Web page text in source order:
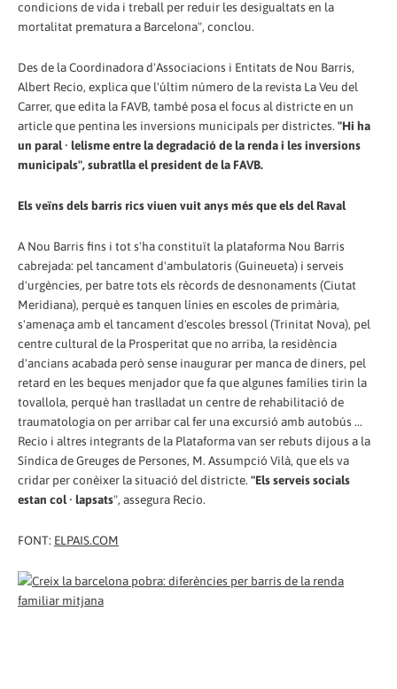
condicions de vida i treball per reduir les desigualtats en la
mortalitat prematura a Barcelona", conclou.
Des de la Coordinadora d'Associacions i Entitats de Nou Barris,
Albert Recio, explica que l'últim número de la revista La Veu del
Carrer, que edita la FAVB, també posa el focus al districte en un
article que pentina les inversions municipals per districtes. "Hi ha
un paral · lelisme entre la degradació de la renda i les inversions
municipals", subratlla el president de la FAVB.
Els veïns dels barris rics viuen vuit anys més que els del Raval
A Nou Barris fins i tot s'ha constituït la plataforma Nou Barris
cabrejada: pel tancament d'ambulatoris (Guineueta) i serveis
d'urgències, per batre tots els rècords de desnonaments (Ciutat
Meridiana), perquè es tanquen línies en escoles de primària,
s'amenaça amb el tancament d'escoles bressol (Trinitat Nova), pel
centre cultural de la Prosperitat que no arriba, la residència
d'ancians acabada però sense inaugurar per manca de diners, pel
retard en les beques menjador que fa que algunes famílies tirin la
tovallola, perquè han traslladat un centre de rehabilitació de
traumatologia on per arribar cal fer una excursió amb autobús ...
Recio i altres integrants de la Plataforma van ser rebuts dijous a la
Síndica de Greuges de Persones, M. Assumpció Vilà, que els va
cridar per conèixer la situació del districte. "Els serveis socials
estan col · lapsats", assegura Recio.
FONT: ELPAIS.COM